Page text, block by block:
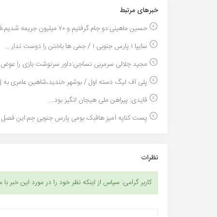
خبر‌های مرتبط
حسین ماهینی:دو جام گرفتیم و ۷۰ میلیون جریمه شدیم،ف...
سایپا ۱ پارس جنوبی ۱ / جمی ها باختن را دوست ندار...
مجید جلالی سرمربی نساجی:داور سرنوشت بازی را
پلی آف لیگ دسته اول / بوشهر خندید،شاهین عامری به
قایدی: پیراهن ملی هیجان انگیز بود...
پست کنایه آمیز هافبک بومی پارس جنوبی جم:این
نظرات
کاربر گرامی: سپاس از اینکه نظر خود را در مورد این خبر